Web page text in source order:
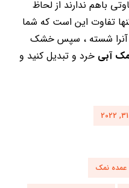
باهم ندارند از لحاظ
تفاوت این است که شما
آنرا شسته ، سپس خشک
آبیخرد و تبدیل کنید و
عمده نمک